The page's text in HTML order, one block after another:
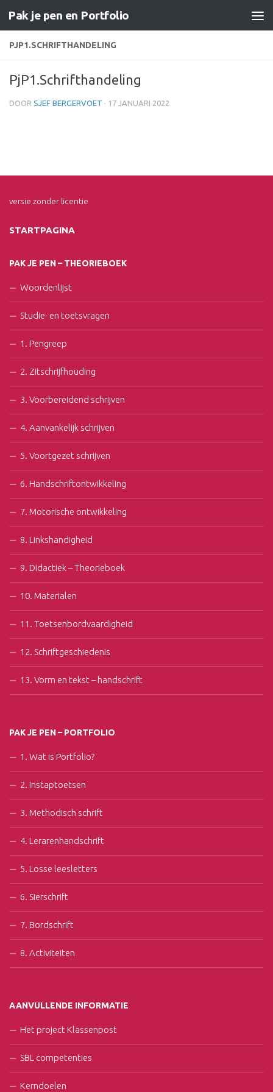
Doorgaan naar inhoud
Pak je pen en Portfolio
PJP1.SCHRIFTHANDELING
PjP1.Schrifthandeling
DOOR SJEF BERGERVOET · 17 JANUARI 2022
versie zonder licentie
STARTPAGINA
PAK JE PEN – THEORIEBOEK
Woordenlijst
Studie- en toetsvragen
1. Pengreep
2. Zitschrijfhouding
3. Voorbereidend schrijven
4. Aanvankelijk schrijven
5. Voortgezet schrijven
6. Handschriftontwikkeling
7. Motorische ontwikkeling
8. Linkshandigheid
9. Didactiek – Theorieboek
10. Materialen
11. Toetsenbordvaardigheid
12. Schriftgeschiedenis
13. Vorm en tekst – handschrift
PAK JE PEN – PORTFOLIO
1. Wat is Portfolio?
2. Instaptoetsen
3. Methodisch schrift
4. Lerarenhandschrift
5. Losse leesletters
6. Sierschrift
7. Bordschrift
8. Activiteiten
AANVULLENDE INFORMATIE
Het project Klassenpost
SBL competenties
Kerndoelen